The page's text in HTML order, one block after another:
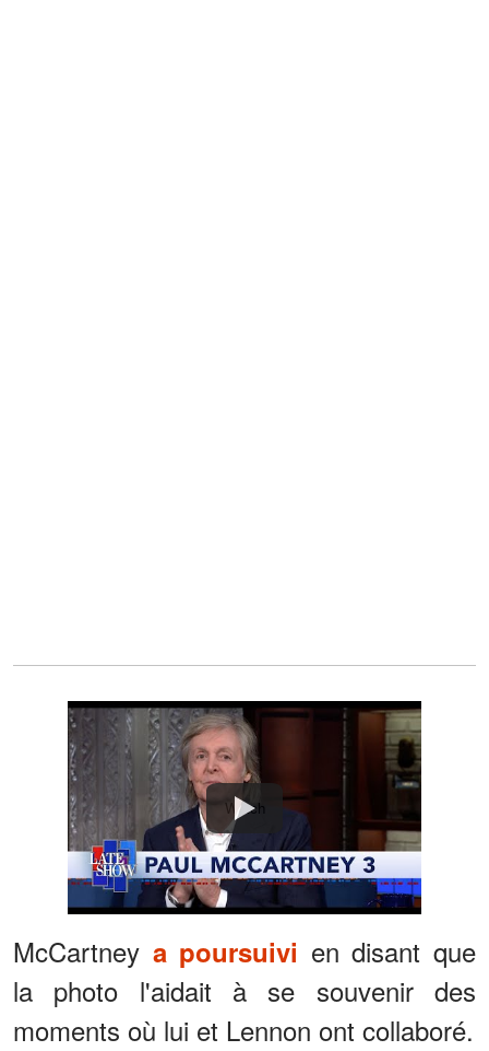
Watch
McCartney a poursuivi en disant que
la photo l'aidait à se souvenir des
moments où lui et Lennon ont collaboré.